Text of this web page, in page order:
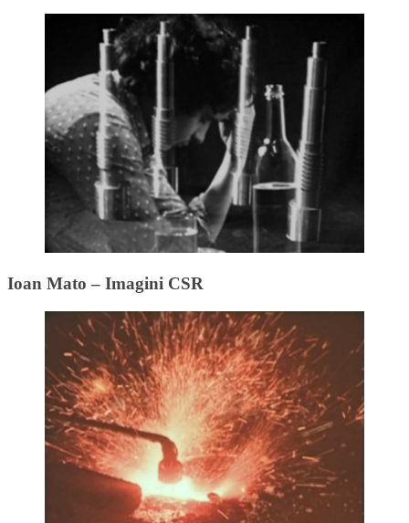
Ioan Mato – Imagini CSR